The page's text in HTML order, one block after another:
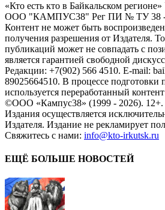
«Кто есть кто в Байкальском
ООО "КАМПУС38" Рег ПИ № ТУ 38 -
Контент не может быть
получения разрешения от Издателя.
публикаций может не совпадать с
является гарантией свободной
Редакции: +7(902) 566 4510. E-mail:
89025664510. В процессе подготовки
используется переработанный
©ООО «Кампус38» (1999 - 2026).
Издания осуществляется
Издателя. Издание не рекламирует
Свяжитесь с нами: info@kto-irkutsk.ru
ЕЩЁ БОЛЬШЕ НОВОСТЕЙ